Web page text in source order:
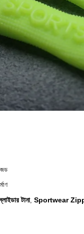
টানা, Sportwear